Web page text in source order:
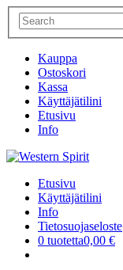
Kauppa
Ostoskori
Kassa
Käyttäjätilini
Etusivu
Info
Etusivu
Käyttäjätilini
Info
Tietosuojaseloste
0 tuotetta0,00 €